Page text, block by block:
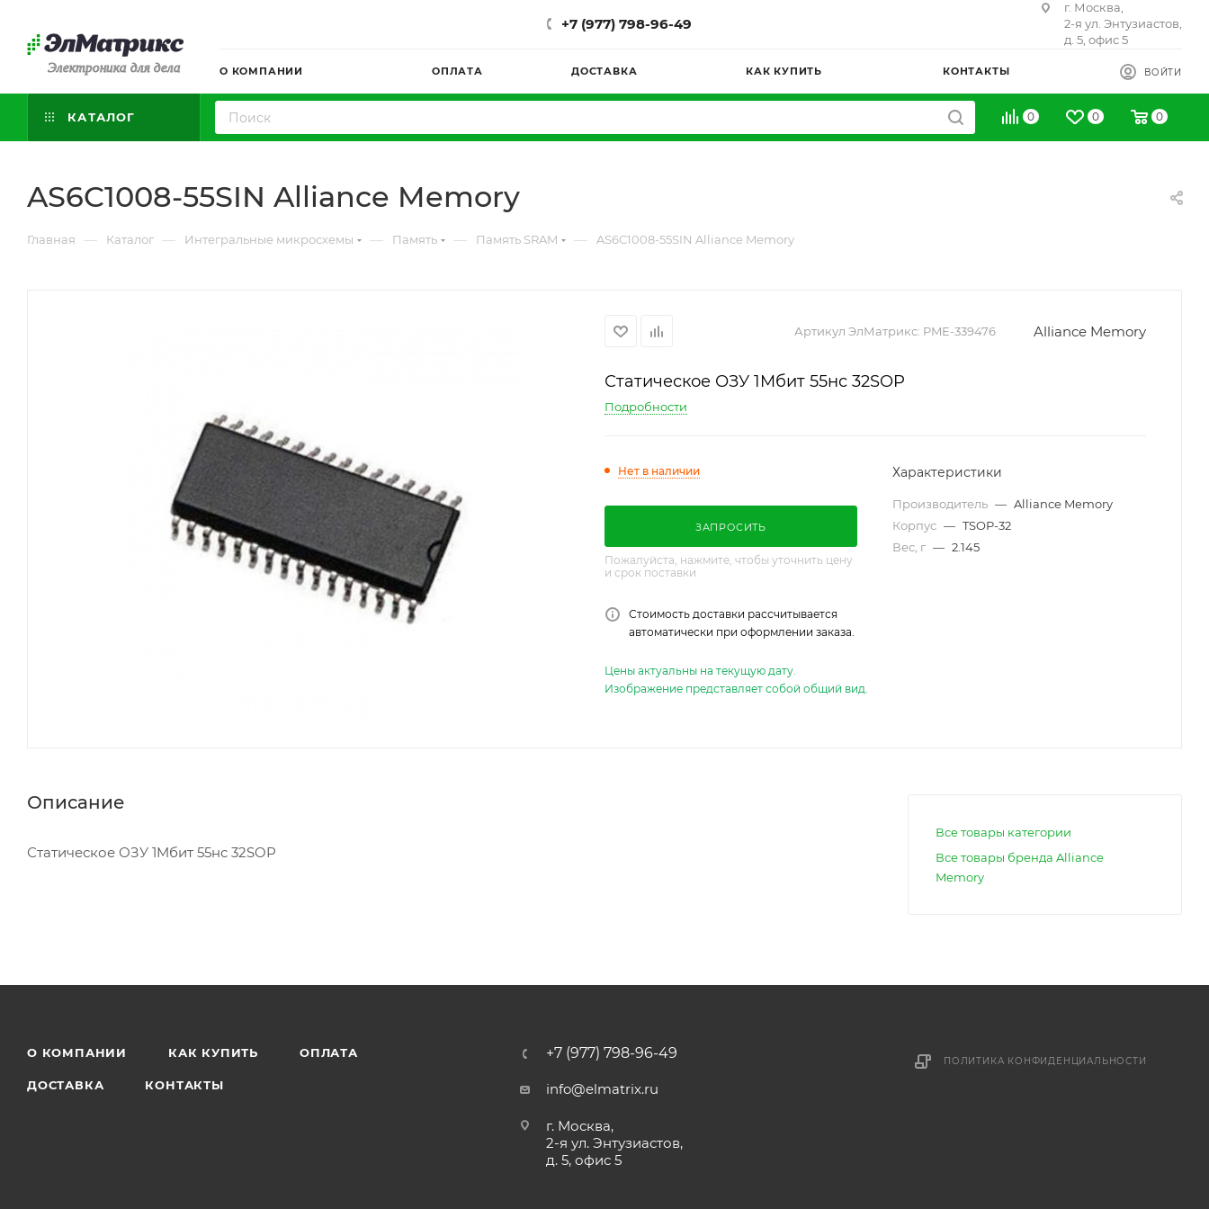
Электроника для дела
+7 (977) 798-96-49
г. Москва,
2-я ул. Энтузиастов,
д. 5, офис 5
О КОМПАНИИ ОПЛАТА ДОСТАВКА КАК КУПИТЬ КОНТАКТЫ ВОЙТИ
КАТАЛОГ 0 0 0
AS6C1008-55SIN Alliance Memory
Главная — Каталог — Интегральные микросхемы — Память — Память SRAM — AS6C1008-55SIN Alliance Memory
Артикул ЭлМатрикс: PME-339476 Alliance Memory
Статическое ОЗУ 1Mбит 55нс 32SOP
Подробности
Нет в наличии
ЗАПРОСИТЬ
Пожалуйста, нажмите, чтобы уточнить цену
и срок поставки
Стоимость доставки рассчитывается
автоматически при оформлении заказа.
Характеристики
Производитель — Alliance Memory
Корпус — TSOP-32
Вес, г — 2.145
Цены актуальны на текущую дату.
Изображение представляет собой общий вид.
Описание
Статическое ОЗУ 1Mбит 55нс 32SOP
Все товары категории
Все товары бренда Alliance
Memory
О КОМПАНИИ КАК КУПИТЬ ОПЛАТА
ДОСТАВКА КОНТАКТЫ
+7 (977) 798-96-49
info@elmatrix.ru
г. Москва,
2-я ул. Энтузиастов,
д. 5, офис 5
ПОЛИТИКА КОНФИДЕНЦИАЛЬНОСТИ